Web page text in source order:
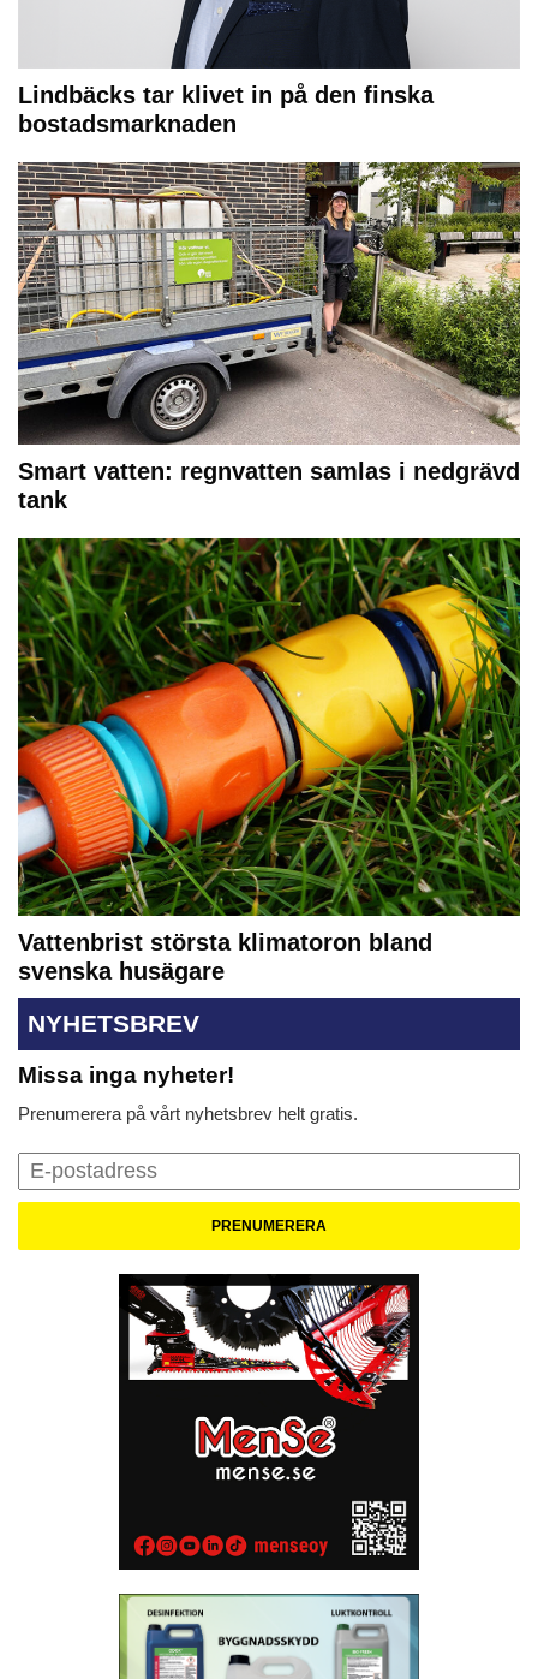
Lindbäcks tar klivet in på den finska
bostadsmarknaden
Smart vatten: regnvatten samlas i nedgrävd
tank
Vattenbrist största klimatoron bland
svenska husägare
NYHETSBREV
Missa inga nyheter!
Prenumerera på vårt nyhetsbrev helt gratis.